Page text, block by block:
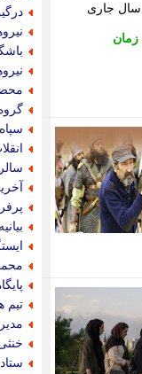
سال جاری
زمان
تیم